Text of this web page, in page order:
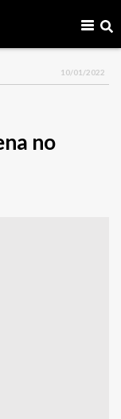
10/01/2022
no